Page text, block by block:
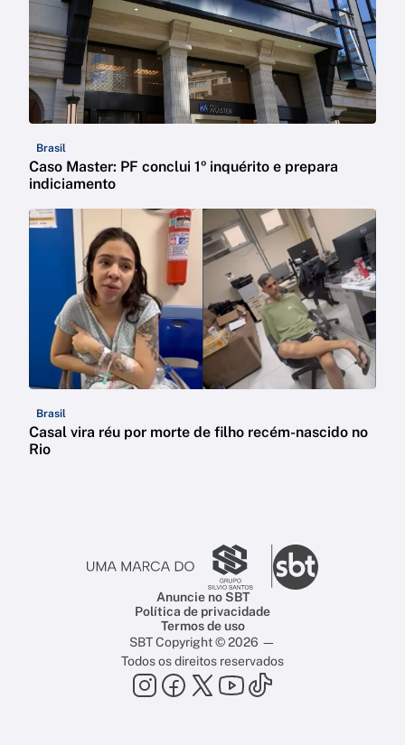
Brasil
Caso Master: PF conclui 1º inquérito e prepara
indiciamento
Brasil
Casal vira réu por morte de filho recém-nascido no
Rio
Anuncie no SBT
Política de privacidade
Termos de uso
SBT Copyright © 2026 —
Todos os direitos reservados